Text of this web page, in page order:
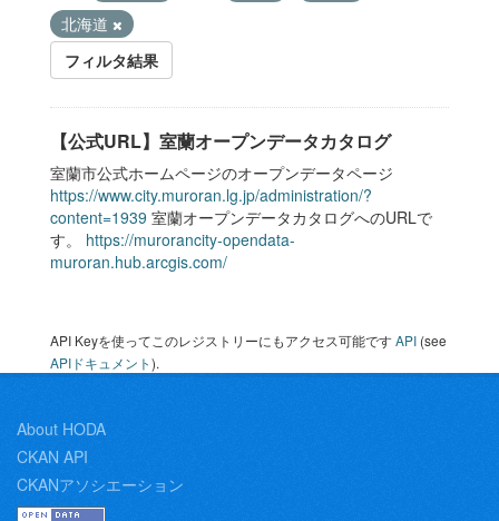
北海道
フィルタ結果
【公式URL】室蘭オープンデータカタログ
室蘭市公式ホームページのオープンデータページ
https://www.city.muroran.lg.jp/administration/?
content=1939 室蘭オープンデータカタログへのURLで
す。 https://murorancity-opendata-
muroran.hub.arcgis.com/
API Keyを使ってこのレジストリーにもアクセス可能ですAPI (see
APIドキュメント).
About HODA
CKAN API
CKANアソシエーション